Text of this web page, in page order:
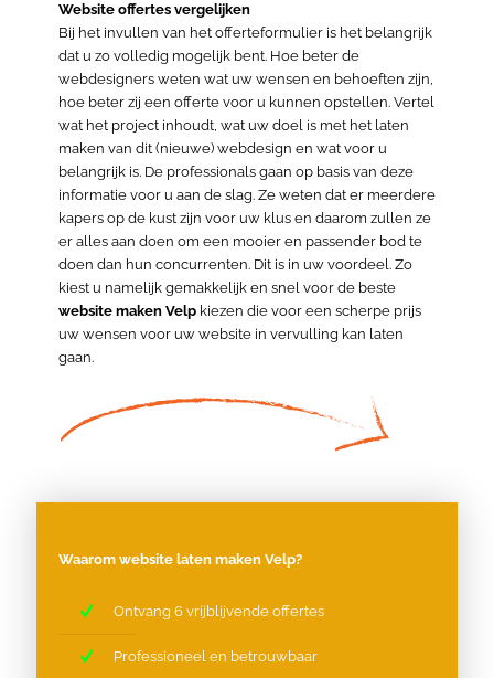
Website offertes vergelijken
Bij het invullen van het offerteformulier is het belangrijk
dat u zo volledig mogelijk bent. Hoe beter de
webdesigners weten wat uw wensen en behoeften zijn,
hoe beter zij een offerte voor u kunnen opstellen. Vertel
wat het project inhoudt, wat uw doel is met het laten
maken van dit (nieuwe) webdesign en wat voor u
belangrijk is. De professionals gaan op basis van deze
informatie voor u aan de slag. Ze weten dat er meerdere
kapers op de kust zijn voor uw klus en daarom zullen ze
er alles aan doen om een mooier en passender bod te
doen dan hun concurrenten. Dit is in uw voordeel. Zo
kiest u namelijk gemakkelijk en snel voor de beste
website maken Velp kiezen die voor een scherpe prijs
uw wensen voor uw website in vervulling kan laten
gaan.
Waarom website laten maken Velp?
Ontvang 6 vrijblijvende offertes
Professioneel en betrouwbaar